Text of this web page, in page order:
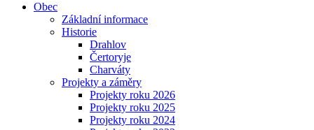
Obec
Základní informace
Historie
Drahlov
Čertoryje
Charváty
Projekty a záměry
Projekty roku 2026
Projekty roku 2025
Projekty roku 2024